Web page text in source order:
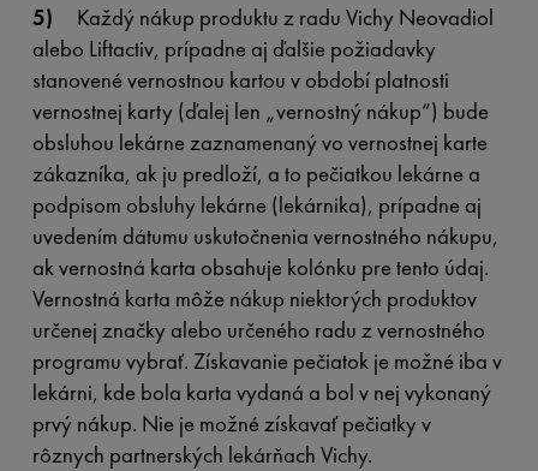
5) Každý nákup produktu z radu Vichy Neovadiol
alebo Liftactiv, prípadne aj ďalšie požiadavky
stanovené vernostnou kartou v období platnosti
vernostnej karty (ďalej len „vernostný nákup“) bude
obsluhou lekárne zaznamenaný vo vernostnej karte
zákazníka, ak ju predloží, a to pečiatkou lekárne a
podpisom obsluhy lekárne (lekárnika), prípadne aj
uvedením dátumu uskutočnenia vernostného nákupu,
ak vernostná karta obsahuje kolónku pre tento údaj.
Vernostná karta môže nákup niektorých produktov
určenej značky alebo určeného radu z vernostného
programu vybrať. Získavanie pečiatok je možné iba v
lekárni, kde bola karta vydaná a bol v nej vykonaný
prvý nákup. Nie je možné získavať pečiatky v
rôznych partnerských lekárňach Vichy.